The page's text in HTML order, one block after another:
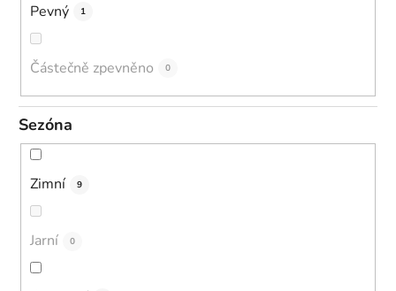
Pevný 1
Částečně zpevněno 0
Sezóna
Zimní 9
Jarní 0